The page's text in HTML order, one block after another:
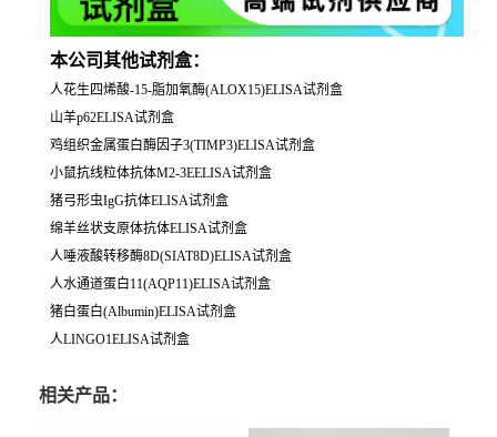
本公司其他试剂盒：
人花生四烯酸-15-脂加氧酶(ALOX15)ELISA试剂盒
山羊p62ELISA试剂盒
鸡组织金属蛋白酶因子3(TIMP3)ELISA试剂盒
小鼠抗线粒体抗体M2-3EELISA试剂盒
猪弓形虫IgG抗体ELISA试剂盒
绵羊丝状支原体抗体ELISA试剂盒
人唾液酸转移酶8D(SIAT8D)ELISA试剂盒
人水通道蛋白11(AQP11)ELISA试剂盒
猪白蛋白(Albumin)ELISA试剂盒
人LINGO1ELISA试剂盒
相关产品：